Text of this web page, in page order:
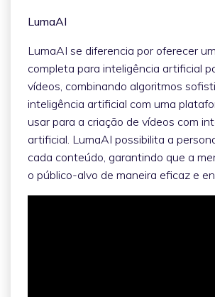
LumaAI
LumaAI se diferencia por oferecer
completa para inteligência artificial
vídeos, combinando algoritmos
inteligência artificial com uma
usar para a criação de vídeos com
artificial. LumaAI possibilita a
cada conteúdo, garantindo que a
o público-alvo de maneira eficaz e